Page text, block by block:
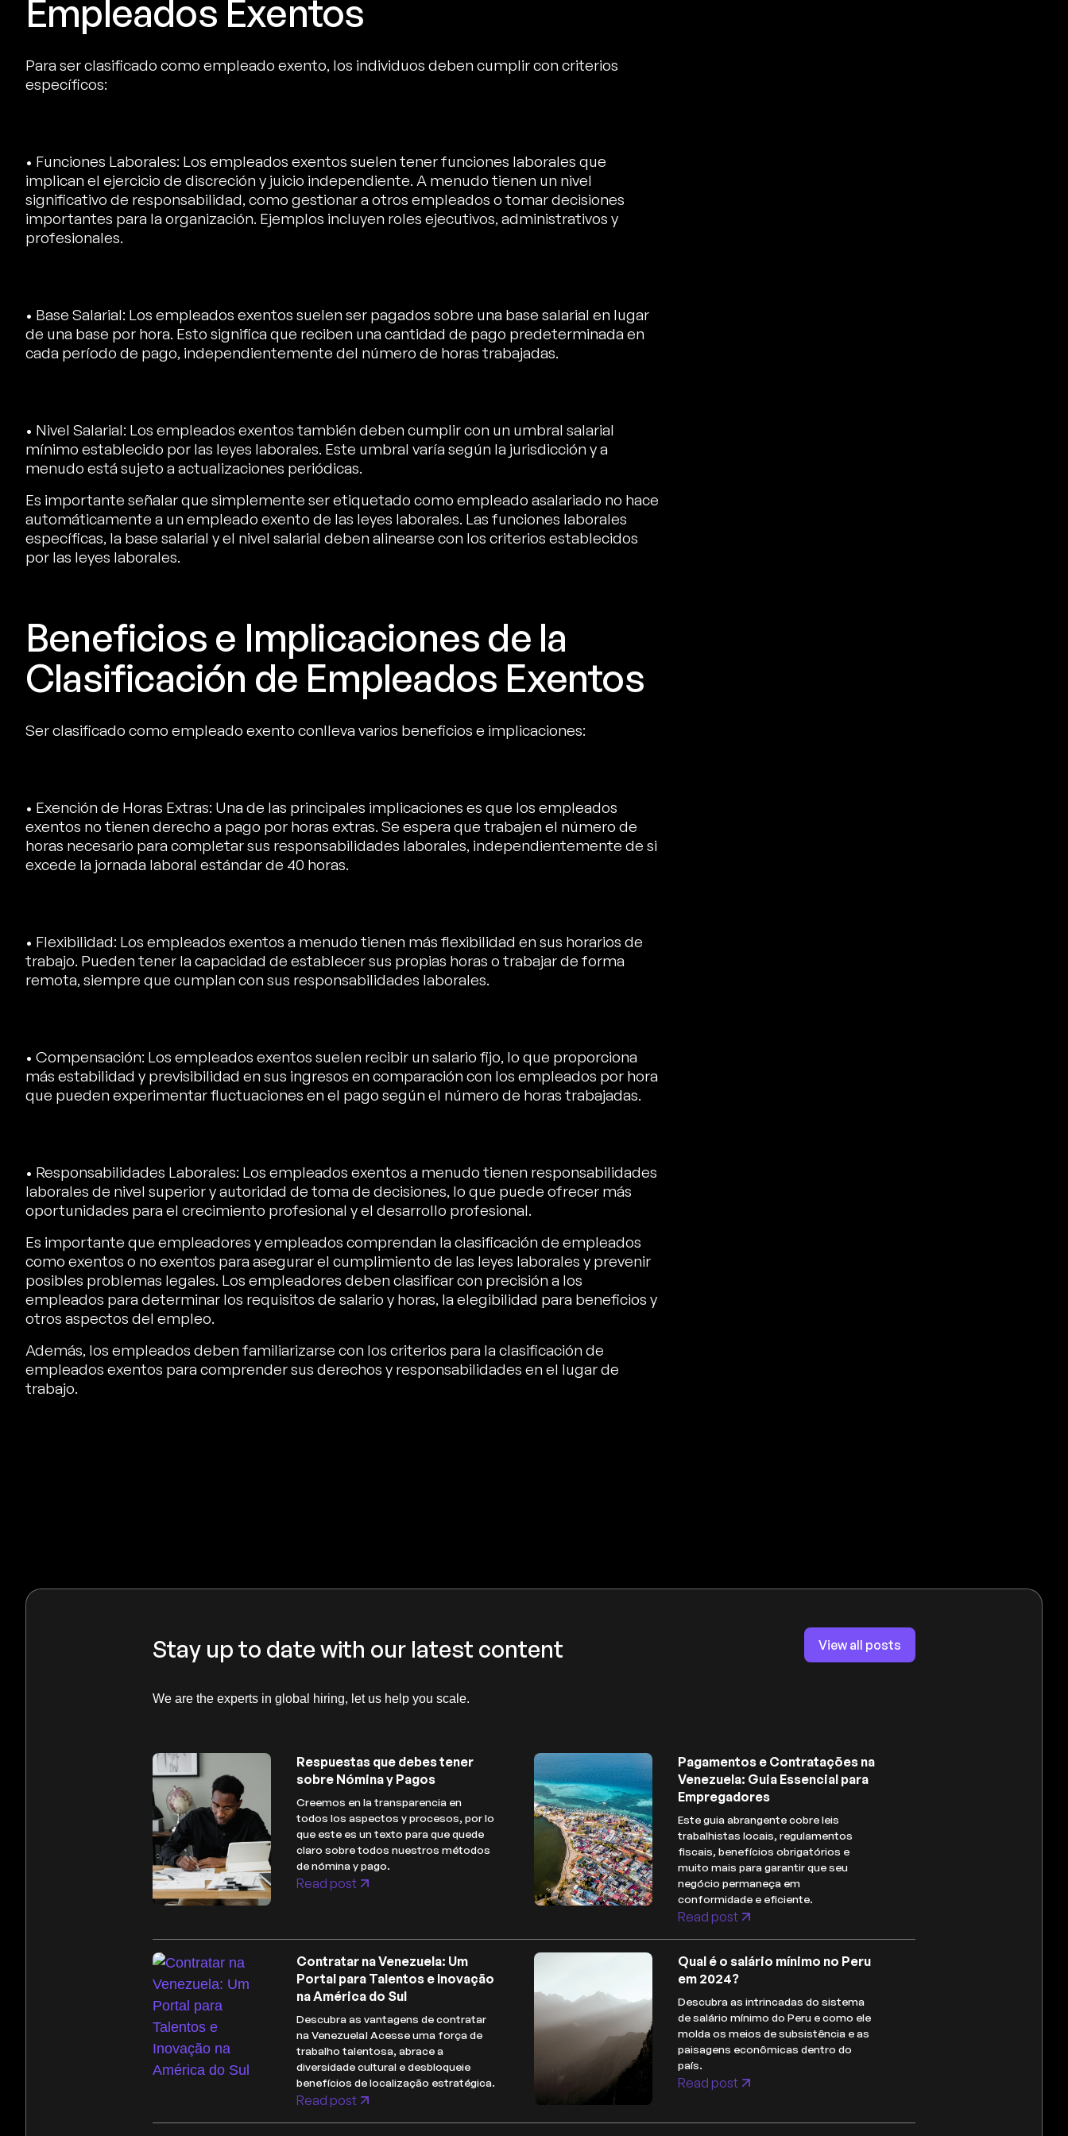
Empleados Exentos
Para ser clasificado como empleado exento, los individuos deben cumplir con criterios
específicos:
• Funciones Laborales: Los empleados exentos suelen tener funciones laborales que
implican el ejercicio de discreción y juicio independiente. A menudo tienen un nivel
significativo de responsabilidad, como gestionar a otros empleados o tomar decisiones
importantes para la organización. Ejemplos incluyen roles ejecutivos, administrativos y
profesionales.
• Base Salarial: Los empleados exentos suelen ser pagados sobre una base salarial en lugar
de una base por hora. Esto significa que reciben una cantidad de pago predeterminada en
cada período de pago, independientemente del número de horas trabajadas.
• Nivel Salarial: Los empleados exentos también deben cumplir con un umbral salarial
mínimo establecido por las leyes laborales. Este umbral varía según la jurisdicción y a
menudo está sujeto a actualizaciones periódicas.
Es importante señalar que simplemente ser etiquetado como empleado asalariado no hace
automáticamente a un empleado exento de las leyes laborales. Las funciones laborales
específicas, la base salarial y el nivel salarial deben alinearse con los criterios establecidos
por las leyes laborales.
Beneficios e Implicaciones de la
Clasificación de Empleados Exentos
Ser clasificado como empleado exento conlleva varios beneficios e implicaciones:
• Exención de Horas Extras: Una de las principales implicaciones es que los empleados
exentos no tienen derecho a pago por horas extras. Se espera que trabajen el número de
horas necesario para completar sus responsabilidades laborales, independientemente de si
excede la jornada laboral estándar de 40 horas.
• Flexibilidad: Los empleados exentos a menudo tienen más flexibilidad en sus horarios de
trabajo. Pueden tener la capacidad de establecer sus propias horas o trabajar de forma
remota, siempre que cumplan con sus responsabilidades laborales.
• Compensación: Los empleados exentos suelen recibir un salario fijo, lo que proporciona
más estabilidad y previsibilidad en sus ingresos en comparación con los empleados por hora
que pueden experimentar fluctuaciones en el pago según el número de horas trabajadas.
• Responsabilidades Laborales: Los empleados exentos a menudo tienen responsabilidades
laborales de nivel superior y autoridad de toma de decisiones, lo que puede ofrecer más
oportunidades para el crecimiento profesional y el desarrollo profesional.
Es importante que empleadores y empleados comprendan la clasificación de empleados
como exentos o no exentos para asegurar el cumplimiento de las leyes laborales y prevenir
posibles problemas legales. Los empleadores deben clasificar con precisión a los
empleados para determinar los requisitos de salario y horas, la elegibilidad para beneficios y
otros aspectos del empleo.
Además, los empleados deben familiarizarse con los criterios para la clasificación de
empleados exentos para comprender sus derechos y responsabilidades en el lugar de
trabajo.
Stay up to date with our latest content
We are the experts in global hiring, let us help you scale.
View all posts
Respuestas que debes tener
sobre Nómina y Pagos
Creemos en la transparencia en
todos los aspectos y procesos, por lo
que este es un texto para que quede
claro sobre todos nuestros métodos
de nómina y pago.
Read post
Pagamentos e Contratações na
Venezuela: Guia Essencial para
Empregadores
Este guia abrangente cobre leis
trabalhistas locais, regulamentos
fiscais, benefícios obrigatórios e
muito mais para garantir que seu
negócio permaneça em
conformidade e eficiente.
Read post
Contratar na Venezuela: Um
Portal para Talentos e Inovação
na América do Sul
Descubra as vantagens de contratar
na Venezuela! Acesse uma força de
trabalho talentosa, abrace a
diversidade cultural e desbloqueie
benefícios de localização estratégica.
Read post
Qual é o salário mínimo no Peru
em 2024?
Descubra as intrincadas do sistema
de salário mínimo do Peru e como ele
molda os meios de subsistência e as
paisagens econômicas dentro do
país.
Read post